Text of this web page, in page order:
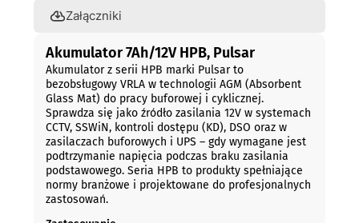
Załączniki
Akumulator 7Ah/12V HPB, Pulsar
Akumulator z serii HPB marki Pulsar to
bezobsługowy VRLA w technologii AGM (Absorbent
Glass Mat) do pracy buforowej i cyklicznej.
Sprawdza się jako źródło zasilania 12V w systemach
CCTV, SSWiN, kontroli dostępu (KD), DSO oraz w
zasilaczach buforowych i UPS – gdy wymagane jest
podtrzymanie napięcia podczas braku zasilania
podstawowego. Seria HPB to produkty spełniające
normy branżowe i projektowane do profesjonalnych
zastosowań.